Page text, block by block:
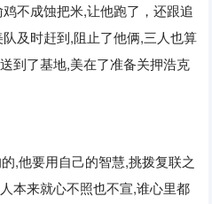
不成蚀把米,让他跑了，还跟追
及时赶到,阻止了他俩,三人也算
到了基地,美在了准备关押浩克
,他要用自己的智慧,挑拨复联之
本来就心不照也不宣,谁心里都